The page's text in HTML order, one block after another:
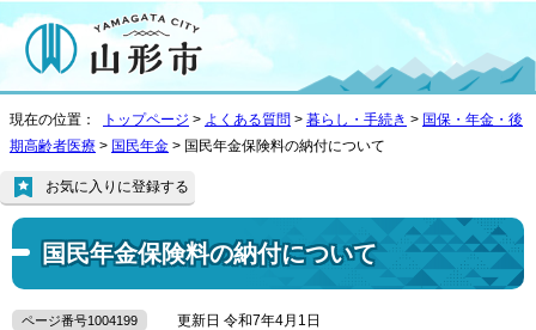
現在の位置： トップページ > よくある質問 > 暮らし・手続き > 国保・年金・後
期高齢者医療 > 国民年金 > 国民年金保険料の納付について
国民年金保険料の納付について
お気に入りに登録する
ページ番号1004199 更新日 令和7年4月1日